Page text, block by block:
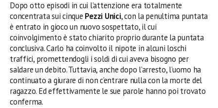
Dopo otto episodi in cui l’attenzione era totalmente
concentrata sui cinque Pezzi Unici, con la penultima puntata
è entrato in gioco un nuovo sospettato, il cui
coinvolgimento è stato chiarito proprio durante la puntata
conclusiva. Carlo ha coinvolto il nipote in alcuni loschi
traffici, promettendogli i soldi di cui aveva bisogno per
saldare un debito. Tuttavia, anche dopo l’arresto, l’uomo ha
continuato a giurare di non c’entrare nulla con la morte del
ragazzo. Ed effettivamente le sue parole hanno poi trovato
conferma.